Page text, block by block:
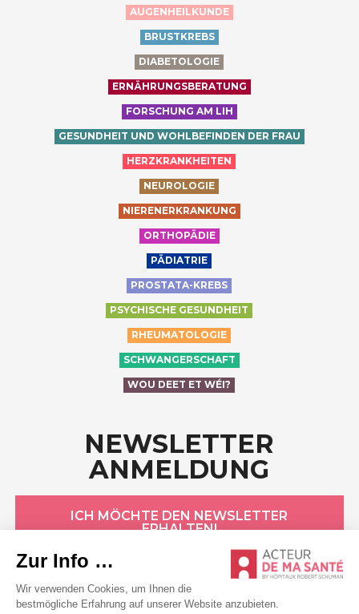
AUGENHEILKUNDE
BRUSTKREBS
DIABETOLOGIE
ERNÄHRUNGSBERATUNG
FORSCHUNG AM LIH
GESUNDHEIT UND WOHLBEFINDEN DER FRAU
HERZKRANKHEITEN
NEUROLOGIE
NIERENERKRANKUNG
ORTHOPÄDIE
PÄDIATRIE
PROSTATA-KREBS
PSYCHISCHE GESUNDHEIT
RHEUMATOLOGIE
SCHWANGERSCHAFT
WOU DEET ET WÉI?
NEWSLETTER
ANMELDUNG
ICH MÖCHTE DEN NEWSLETTER
ERHALTEN!
HÔPITAUX ROBERT SCHUMAN
Datenschutzerklärung